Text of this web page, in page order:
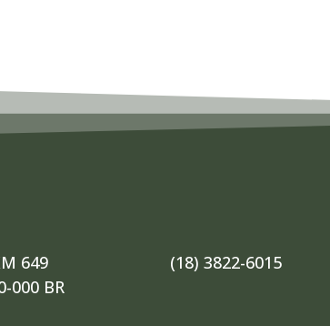
649
000 BR
(18) 3822-6015